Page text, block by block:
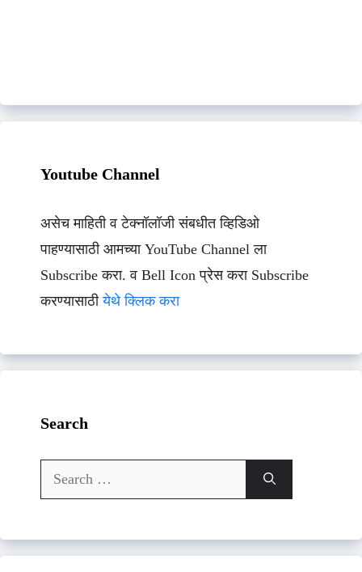
Youtube Channel
असेच माहिती व टेक्नॉलॉजी संबधीत व्हिडिओ
पाहण्यासाठी आमच्या YouTube Channel ला
Subscribe करा. व Bell Icon प्रेस करा Subscribe
करण्यासाठीयेथे क्लिक करा
Search
Search
for: